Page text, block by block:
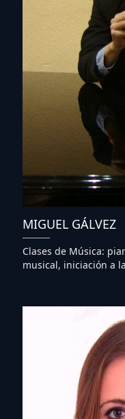
MIGUEL GÁLVEZ
Clases de Música:
musical, iniciación a